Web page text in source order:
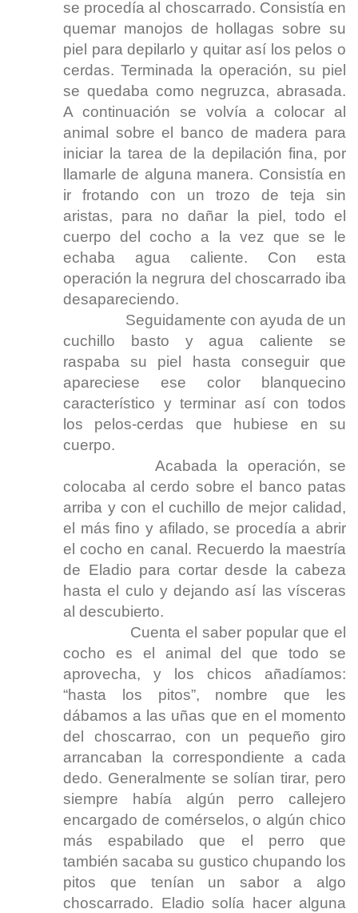
se procedía al choscarrado. Consistía en
quemar manojos de hollagas sobre su
piel para depilarlo y quitar así los pelos o
cerdas. Terminada la operación, su piel
se quedaba como negruzca, abrasada.
A continuación se volvía a colocar al
animal sobre el banco de madera para
iniciar la tarea de la depilación fina, por
llamarle de alguna manera. Consistía en
ir frotando con un trozo de teja sin
aristas, para no dañar la piel, todo el
cuerpo del cocho a la vez que se le
echaba agua caliente. Con esta
operación la negrura del choscarrado iba
desapareciendo.
Seguidamente con ayuda de un
cuchillo basto y agua caliente se
raspaba su piel hasta conseguir que
apareciese ese color blanquecino
característico y terminar así con todos
los pelos-cerdas que hubiese en su
cuerpo.
Acabada la operación, se
colocaba al cerdo sobre el banco patas
arriba y con el cuchillo de mejor calidad,
el más fino y afilado, se procedía a abrir
el cocho en canal. Recuerdo la maestría
de Eladio para cortar desde la cabeza
hasta el culo y dejando así las vísceras
al descubierto.
Cuenta el saber popular que el
cocho es el animal del que todo se
aprovecha, y los chicos añadíamos:
“hasta los pitos”, nombre que les
dábamos a las uñas que en el momento
del choscarrao, con un pequeño giro
arrancaban la correspondiente a cada
dedo. Generalmente se solían tirar, pero
siempre había algún perro callejero
encargado de comérselos, o algún chico
más espabilado que el perro que
también sacaba su gustico chupando los
pitos que tenían un sabor a algo
choscarrado. Eladio solía hacer alguna